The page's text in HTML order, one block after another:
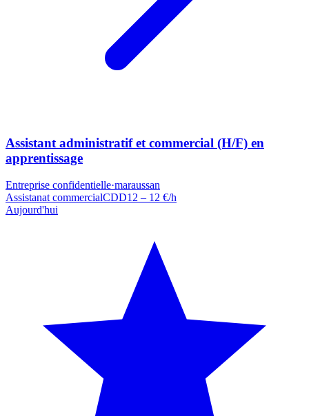
Assistant administratif et commercial (H/F) en
apprentissage
Entreprise confidentielle·maraussan
Assistanat commercialCDD12 – 12 €/h
Aujourd'hui